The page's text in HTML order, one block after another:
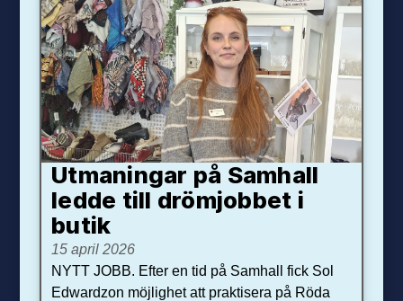
Utmaningar på Sam­hall
ledde till dröm­jobbet i
butik
15 april 2026
NYTT JOBB. Efter en tid på Samhall fick Sol
Edwardzon möjlighet att praktisera på Röda